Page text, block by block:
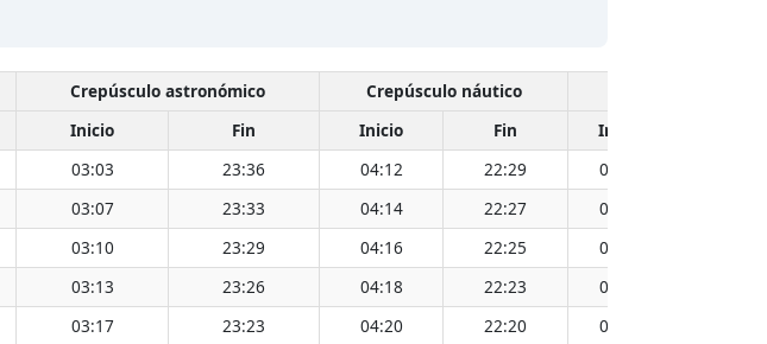
Crepúsculo astronómico Crepúsculo náutico
Inicio Fin Inicio Fin Inicio
03:03 23:36 04:12 22:29 05:03
03:07 23:33 04:14 22:27 05:05
03:10 23:29 04:16 22:25 05:07
03:13 23:26 04:18 22:23 05:08
03:17 23:23 04:20 22:20 05:10